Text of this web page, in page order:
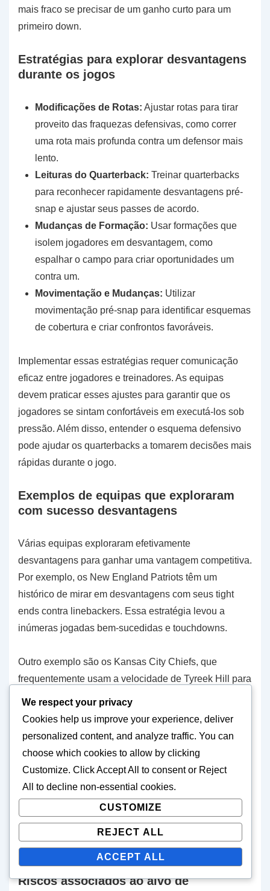
mais fraco se precisar de um ganho curto para um
primeiro down.
Estratégias para explorar desvantagens
durante os jogos
Modificações de Rotas: Ajustar rotas para tirar
proveito das fraquezas defensivas, como correr
uma rota mais profunda contra um defensor mais
lento.
Leituras do Quarterback: Treinar quarterbacks
para reconhecer rapidamente desvantagens pré-
snap e ajustar seus passes de acordo.
Mudanças de Formação: Usar formações que
isolem jogadores em desvantagem, como
espalhar o campo para criar oportunidades um
contra um.
Movimentação e Mudanças: Utilizar
movimentação pré-snap para identificar esquemas
de cobertura e criar confrontos favoráveis.
Implementar essas estratégias requer comunicação
eficaz entre jogadores e treinadores. As equipas
devem praticar esses ajustes para garantir que os
jogadores se sintam confortáveis em executá-los sob
pressão. Além disso, entender o esquema defensivo
pode ajudar os quarterbacks a tomarem decisões mais
rápidas durante o jogo.
Exemplos de equipas que exploraram
com sucesso desvantagens
Várias equipas exploraram efetivamente
desvantagens para ganhar uma vantagem competitiva.
Por exemplo, os New England Patriots têm um
histórico de mirar em desvantagens com seus tight
ends contra linebackers. Essa estratégia levou a
inúmeras jogadas bem-sucedidas e touchdowns.
Outro exemplo são os Kansas City Chiefs, que
frequentemente usam a velocidade de Tyreek Hill para
planosde jogo, mostrando a importância da
flexibilidade na estratégia. Ao focar em desvantagens,
podem criar oportunidades de passe de alta
percentagem que levam a drives de pontuação.
Riscos associados ao alvo de
We respect your privacy
Cookies help us improve your experience, deliver
personalized content, and analyze traffic. You can
choose which cookies to allow by clicking
Customize. ClickAccept All to consent or Reject
All
to decline non-essential cookies.
CUSTOMIZE
REJECT ALL
ACCEPT ALL